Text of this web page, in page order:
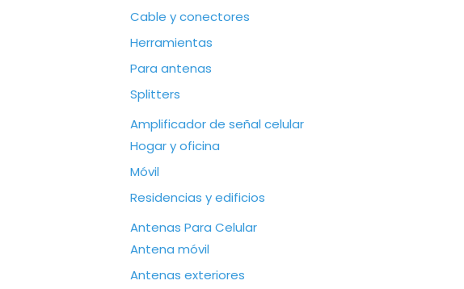
Cable y conectores
Herramientas
Para antenas
Splitters
Amplificador de señal celular
Hogar y oficina
Móvil
Residencias y edificios
Antenas Para Celular
Antena móvil
Antenas exteriores